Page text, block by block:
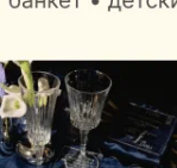
рейсов
Здесь
куриные снеки.